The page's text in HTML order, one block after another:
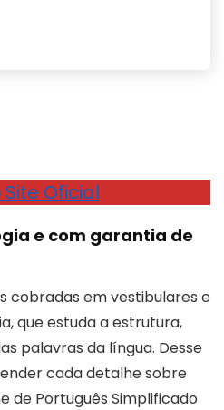
Oficial
e com garantia de
cobradas em vestibulares e
que estuda a estrutura,
palavras da língua. Desse
cada detalhe sobre
de Português Simplificado